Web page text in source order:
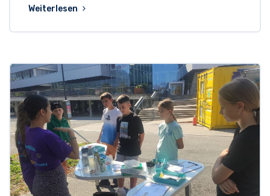
Weiterlesen